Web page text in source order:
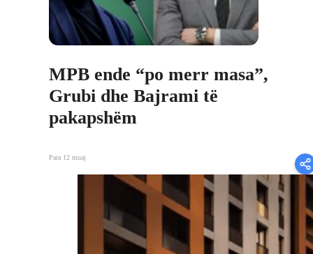
MPB ende “po merr masa”,
Grubi dhe Bajrami të
pakapshëm
Para 12 muaj